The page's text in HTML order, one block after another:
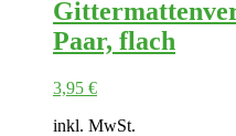
Paar, flach
3,95 €
inkl. MwSt.